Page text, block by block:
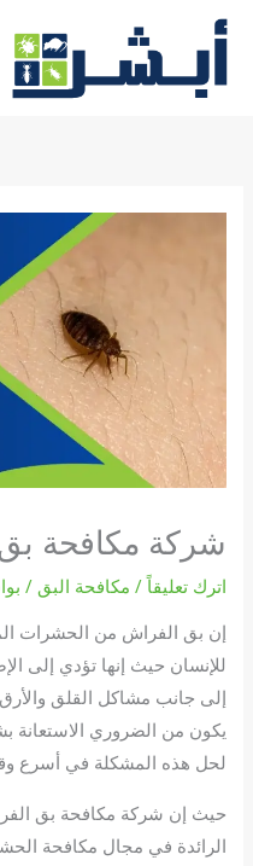
تخطي
المحتوى
شركة مكافحة
اترك تعليقاً / مكافحة البق /
إن بق الفراش من الحشرات
للإنسان حيث إنها تؤدي إلى
إلى جانب مشاكل القلق
يكون من الضروري الاستعانة
لحل هذه المشكلة في أسرع
حيث إن شركة مكافحة بق
الرائدة في مجال مكافحة